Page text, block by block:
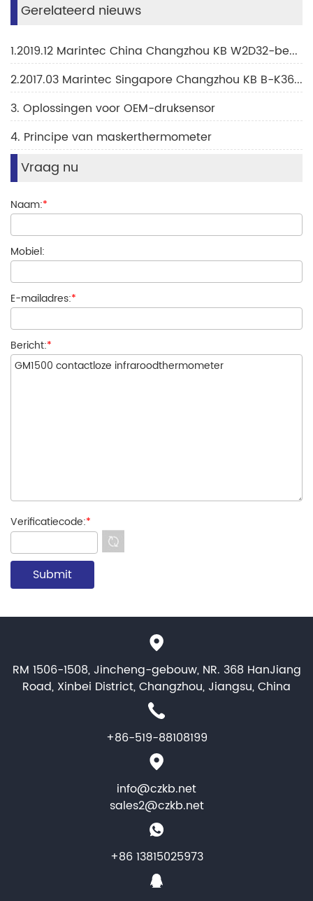
Gerelateerd nieuws
1.2019.12 Marintec China Changzhou KB W2D32-beurs
2.2017.03 Marintec Singapore Changzhou KB B-K36H-beurs
3. Oplossingen voor OEM-druksensor
4. Principe van maskerthermometer
Vraag nu
Naam:*
Mobiel:
E-mailadres:*
Bericht:*
Verificatiecode:*
RM 1506-1508, Jincheng-gebouw, NR. 368 HanJiang
Road, Xinbei District, Changzhou, Jiangsu, China
+86-519-88108199
info@czkb.net
sales2@czkb.net
+86 13815025973